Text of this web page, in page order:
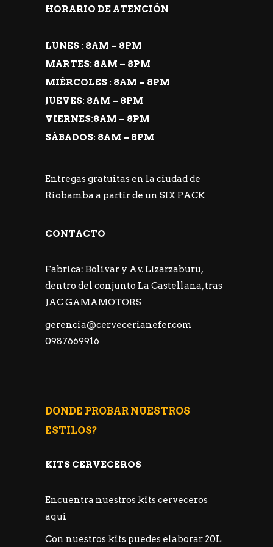
HORARIO DE ATENCIÓN
LUNES : 8AM – 8PM
MARTES: 8AM – 8PM
MIÉRCOLES : 8AM – 8PM
JUEVES: 8AM – 8PM
VIERNES:8AM – 8PM
SÁBADOS: 8AM – 8PM
Entregas gratuitas en la ciudad de
Riobamba a partir de un SIX PACK
CONTACTO
Fabrica: Bolívar y Av. Lizarzaburu,
dentro del conjunto La Castellana, tras
JAC GAMAMOTORS
gerencia@cervecerianefer.com
0987669916
DONDE PROBAR NUESTROS
ESTILOS?
KITS CERVECEROS
Encuentra nuestros kits cerveceros
aquí
Con nuestros kits puedes elaborar 20L